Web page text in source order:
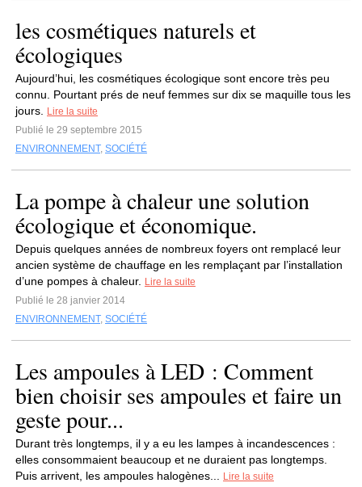
les cosmétiques naturels et
écologiques
Aujourd’hui, les cosmétiques écologique sont encore très peu
connu. Pourtant prés de neuf femmes sur dix se maquille tous les
jours.
Lire la suite
Publié le 29 septembre 2015
ENVIRONNEMENT, SOCIÉTÉ
La pompe à chaleur une solution
écologique et économique.
Depuis quelques années de nombreux foyers ont remplacé leur
ancien système de chauffage en les remplaçant par l’installation
d’une pompes à chaleur.
Lire la suite
Publié le 28 janvier 2014
ENVIRONNEMENT, SOCIÉTÉ
Les ampoules à LED : Comment
bien choisir ses ampoules et faire un
geste pour...
Durant très longtemps, il y a eu les lampes à incandescences :
elles consommaient beaucoup et ne duraient pas longtemps.
Puis arrivent, les ampoules halogènes...
Lire la suite